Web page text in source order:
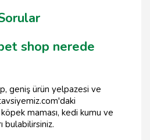
shop nerede
geniş ürün yelpazesi ve
maması, kedi kumu ve
bulabilirsiniz.